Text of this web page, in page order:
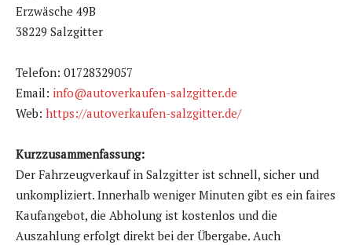
Erzwäsche 49B
38229 Salzgitter
Telefon: 01728329057
Email: info@autoverkaufen-salzgitter.de
Web: https://autoverkaufen-salzgitter.de/
Kurzzusammenfassung:
Der Fahrzeugverkauf in Salzgitter ist schnell, sicher und
unkompliziert. Innerhalb weniger Minuten gibt es ein faires
Kaufangebot, die Abholung ist kostenlos und die
Auszahlung erfolgt direkt bei der Übergabe. Auch